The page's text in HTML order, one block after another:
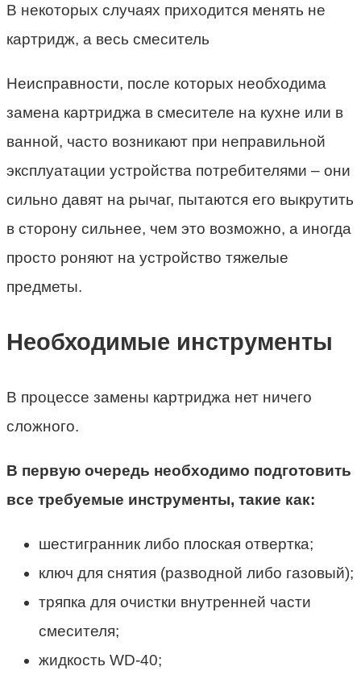
В некоторых случаях приходится менять не
картридж, а весь смеситель
Неисправности, после которых необходима
замена картриджа в смесителе на кухне или в
ванной, часто возникают при неправильной
эксплуатации устройства потребителями – они
сильно давят на рычаг, пытаются его выкрутить
в сторону сильнее, чем это возможно, а иногда
просто роняют на устройство тяжелые
предметы.
Необходимые инструменты
В процессе замены картриджа нет ничего
сложного.
В первую очередь необходимо подготовить
все требуемые инструменты, такие как:
шестигранник либо плоская отвертка;
ключ для снятия (разводной либо газовый);
тряпка для очистки внутренней части
смесителя;
жидкость WD-40;